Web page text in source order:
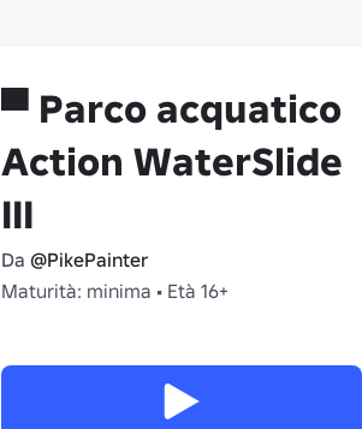
▀ Parco acquatico
Action WaterSlide
III
Da @PikePainter
Maturità: minima • Età 16+